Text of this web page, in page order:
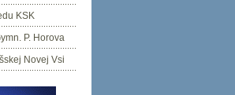
KSK
P. Horova
Novej Vsi